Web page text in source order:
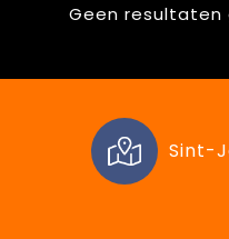
Geen resultaten
Sint-